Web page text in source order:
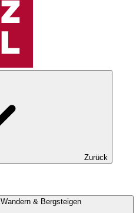
Zurück
Wandern & Bergsteigen